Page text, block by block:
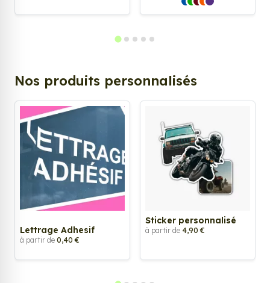
Nos produits personnalisés
Lettrage Adhesif
à partir de 0,40 €
Sticker personnalisé
à partir de 4,90 €